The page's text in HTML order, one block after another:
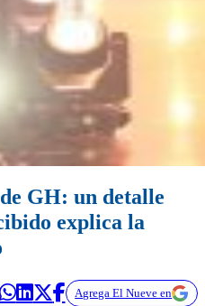
GH: un detalle
explica la
Agrega El Nueve en